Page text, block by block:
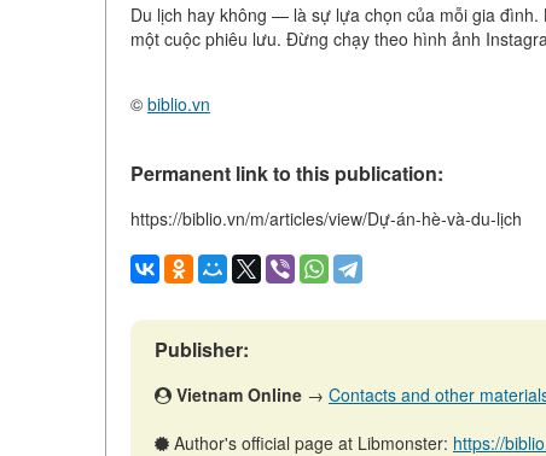
Du lịch hay không — là sự lựa chọn của mỗi gia
một cuộc phiêu lưu. Đừng chạy theo hình ảnh
© biblio.vn
Permanent link to this publication:
https://biblio.vn/m/articles/view/Dự-án-hè-và-du-lịch
Publisher:
Vietnam Online → Contacts and other
Author's official page at Libmonster: https://